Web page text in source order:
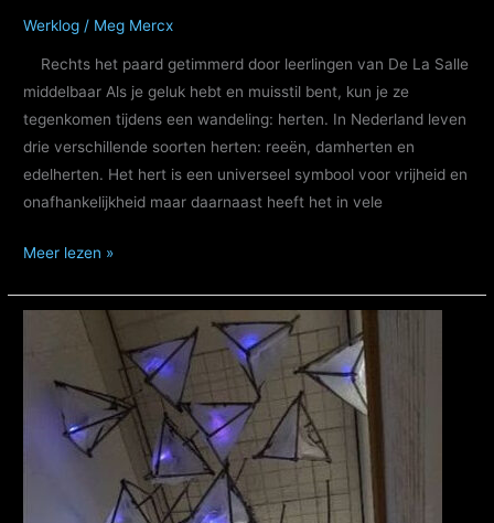
Werklog / Meg Mercx
Rechts het paard getimmerd door leerlingen van De La Salle
middelbaar Als je geluk hebt en muisstil bent, kun je ze
tegenkomen tijdens een wandeling: herten. In Nederland leven
drie verschillende soorten herten: reeën, damherten en
edelherten. Het hert is een universeel symbool voor vrijheid en
onafhankelijkheid maar daarnaast heeft het in vele
Monument
dieren,
timmerworkshop
edelhert:
Meer lezen »